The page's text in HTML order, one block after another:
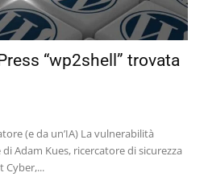
“wp2shell” trovata
La vulnerabilità
di Adam Kues, ricercatore di sicurezza
Cyber,...